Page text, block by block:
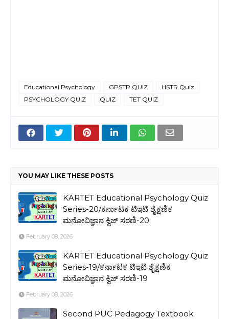
Educational Psychology GPSTR QUIZ
HSTR Quiz
PSYCHOLOGY QUIZ
QUIZ TET QUIZ
YOU MAY LIKE THESE POSTS
KARTET Educational Psychology Quiz
Series-20/ಕರ್ನಾಟಕ ಟಿಇಟಿ ಶೈಕ್ಷಣಿಕ
ಮನೋವಿಜ್ಞಾನ ಕ್ವಿಜ್ ಸರಣಿ-20
February 08, 2026
KARTET Educational Psychology Quiz
Series-19/ಕರ್ನಾಟಕ ಟಿಇಟಿ ಶೈಕ್ಷಣಿಕ
ಮನೋವಿಜ್ಞಾನ ಕ್ವಿಜ್ ಸರಣಿ-19
February 08, 2026
Second PUC Pedagogy Textbook